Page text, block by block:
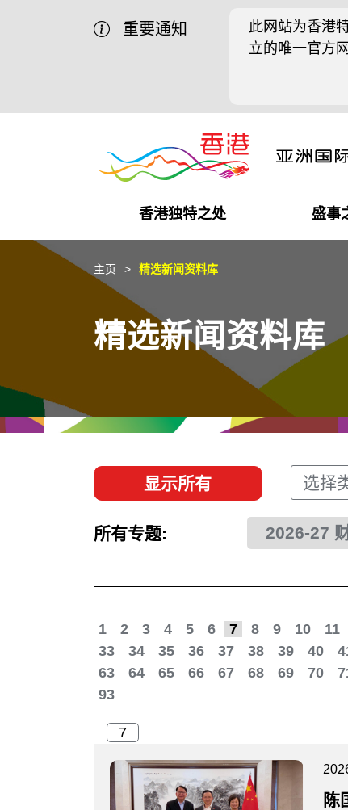
重要通知
此网站为香港
立的唯一官方网
香港独特之处
商业机遇
独特优势
盛事
盛事之都
最新活动精选
在港工作
都会生活
在港创业
初创企业
推广香港@中国内地
推广香港@中东
推广香港@粤港澳大湾区
最新资讯
媒体资讯
主页 精选新闻资料库
精选新闻资料库
显示所有 选择
所有专题: 2026-27
1 2 3 4 5 6 7 8 9 10 11
33
34 35 36 37 38 39 40
63
64 65 66 67 68 69 70
93
陈